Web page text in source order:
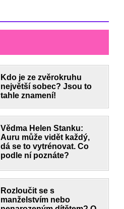
Kdo je ze zvěrokruhu
největší sobec? Jsou to
tahle znamení!
Vědma Helen Stanku:
Auru může vidět každý,
dá se to vytrénovat. Co
podle ní poznáte?
Rozloučit se s
manželstvím nebo